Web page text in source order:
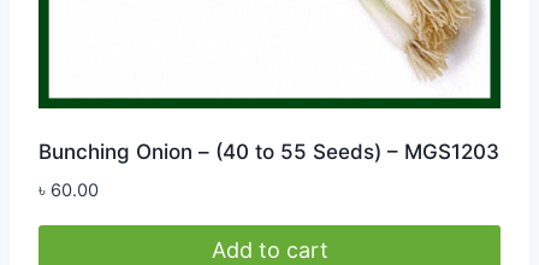
Bunching Onion – (40 to 55 Seeds) – MGS1203
৳ 60.00
Add to cart